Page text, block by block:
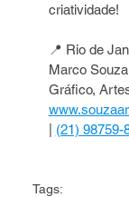
criatividade!
📍 Rio de
Marco
Gráfico,
(21) 98759-
Tags: